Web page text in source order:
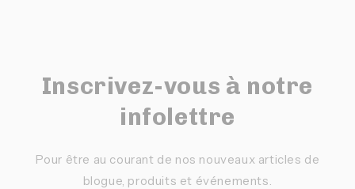
Inscrivez-vous à notre
infolettre
Pour être au courant de nos nouveaux articles de
blogue, produits et événements.